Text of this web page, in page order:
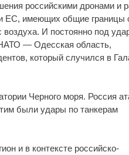
российскими дронами и
ЕС, имеющих общие границы
воздуха. И постоянно под
— Одесская область,
который случился в
Черного моря. Россия
были удары по танкерам
и в контексте российско-